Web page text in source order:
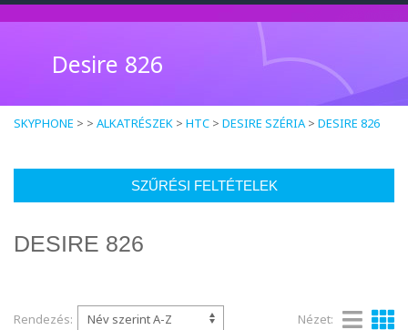
Desire 826
SKYPHONE > > ALKATRÉSZEK > HTC > DESIRE SZÉRIA> DESIRE 826
SZŰRÉSI FELTÉTELEK
DESIRE 826
Rendezés: Nézet: